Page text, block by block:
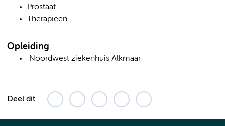
Prostaat
Therapieën.
Opleiding
Noordwest ziekenhuis Alkmaar
Deel dit